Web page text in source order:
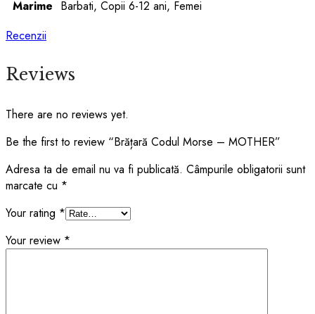
Marime Barbati, Copii 6-12 ani, Femei
Recenzii
Reviews
There are no reviews yet.
Be the first to review “Brățară Codul Morse – MOTHER”
Adresa ta de email nu va fi publicată. Câmpurile obligatorii sunt
marcate cu *
Your rating *
Your review *